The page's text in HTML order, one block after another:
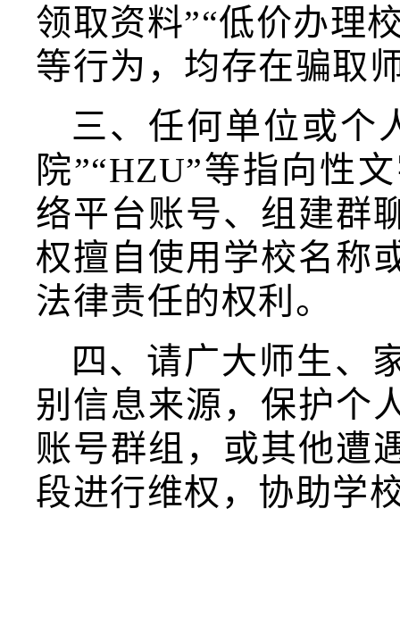
领取资料”“低价办理
等行为，均存在骗取
三、任何单位或个
院”“HZU”等指向性
络平台账号、组建群
权擅自使用学校名称
法律责任的权利。
四、请广大师生、
别信息来源，保护个
账号群组，或其他遭
段进行维权，协助学